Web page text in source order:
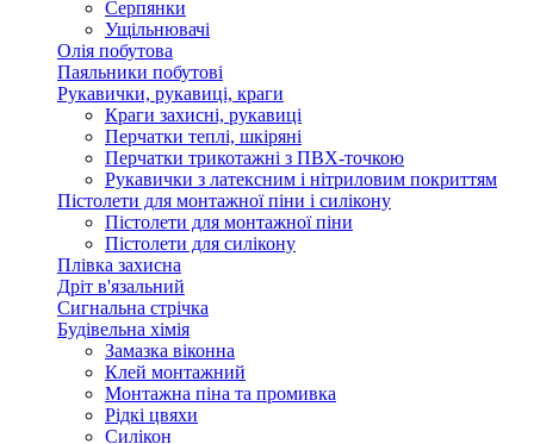
Серпянки
Ущільнювачі
Олія побутова
Паяльники побутові
Рукавички, рукавиці, краги
Краги захисні, рукавиці
Перчатки теплі, шкіряні
Перчатки трикотажні з ПВХ-точкою
Рукавички з латексним і нітриловим покриттям
Пістолети для монтажної піни і силікону
Пістолети для монтажної піни
Пістолети для силікону
Плівка захисна
Дріт в'язальний
Сигнальна стрічка
Будівельна хімія
Замазка віконна
Клей монтажний
Монтажна піна та промивка
Рідкі цвяхи
Силікон